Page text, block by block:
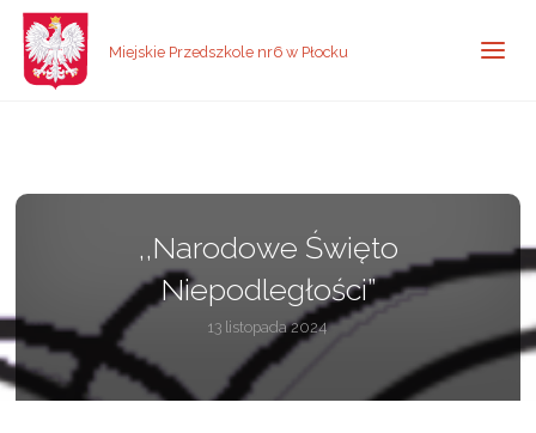
Miejskie Przedszkole nr6 w Płocku
,,Narodowe Święto
Niepodległości”
13 listopada 2024